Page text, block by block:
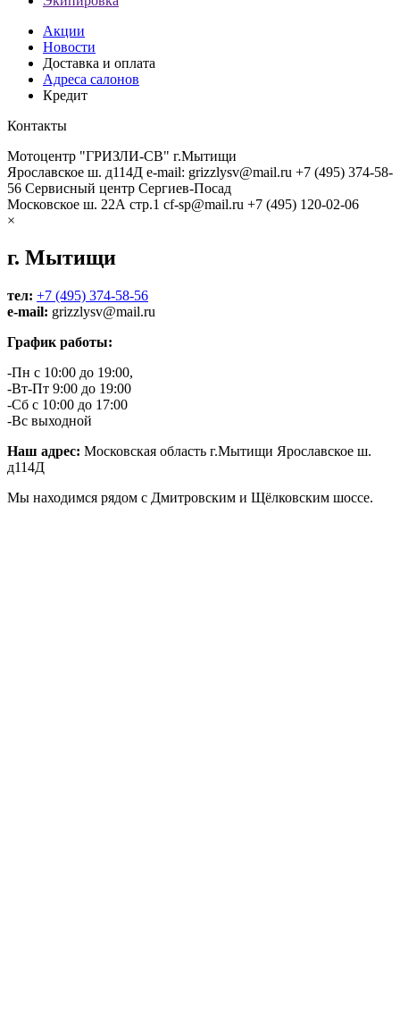
Акции
Новости
Доставка и оплата
Адреса салонов
Кредит
Контакты
Мотоцентр "ГРИЗЛИ-СВ" г.Мытищи
Ярославское ш. д114Д e-mail: grizzlysv@mail.ru +7 (495) 374-58-
56 Сервисный центр Сергиев-Посад
Московское ш. 22А стр.1 cf-sp@mail.ru +7 (495) 120-02-06
×
г. Мытищи
тел: +7 (495) 374-58-56
e-mail: grizzlysv@mail.ru
График работы:
-Пн с 10:00 до 19:00,
-Вт-Пт 9:00 до 19:00
-Сб с 10:00 до 17:00
-Вс выходной
Наш адрес: Московская область г.Мытищи Ярославское ш.
д114Д
Мы находимся рядом с Дмитровским и Щёлковским шоссе.